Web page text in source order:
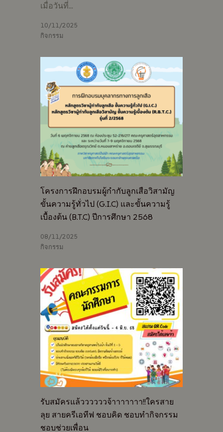
เมื่อวันที่…
10/11/2025
กิจกรรม
โครงการฝึกอบรมผู้กำกับลูกเสือวิสามัญ
ขั้นความรู้ทั่วไป (G.I.C) และขั้นความรู้
เบื้องต้น (B.T.C) ปีการศึกษา 2568
08/11/2025
กิจกรรม
รับสมัครแล้ววววววจ้าาาาาาา!!ใครสาย
ลุย สายครีเอทีฟ ชอบคิด ชอบทำกิจกรรม
ชอบช่วยเพื่อน